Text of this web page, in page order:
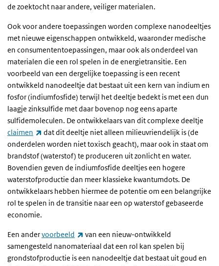
de zoektocht naar andere, veiliger materialen.
Ook voor andere toepassingen worden complexe nanodeeltjes
met nieuwe eigenschappen ontwikkeld, waaronder medische
en consumententoepassingen, maar ook als onderdeel van
materialen die een rol spelen in de energietransitie. Een
voorbeeld van een dergelijke toepassing is een recent
ontwikkeld nanodeeltje dat bestaat uit een kern van indium en
fosfor (indiumfosfide) terwijl het deeltje bedekt is met een dun
laagje zinksulfide met daar bovenop nog eens aparte
sulfidemoleculen. De ontwikkelaars van dit complexe deeltje
claimen
(externe link)
dat dit deeltje niet alleen milieuvriendelijk is (de
onderdelen worden niet toxisch geacht), maar ook in staat om
brandstof (waterstof) te produceren uit zonlicht en water.
Bovendien geven de indiumfosfide deeltjes een hogere
waterstofproductie dan meer klassieke kwantumdots. De
ontwikkelaars hebben hiermee de potentie om een belangrijke
rol te spelen in de transitie naar een op waterstof gebaseerde
economie.
Een andervoorbeeld (externe link)
van een nieuw-ontwikkeld
samengesteld nanomateriaal dat een rol kan spelen bij
grondstofproductie is een nanodeeltje dat bestaat uit goud en